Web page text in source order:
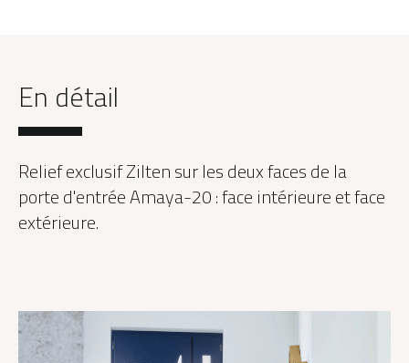
En détail
Relief exclusif Zilten sur les deux faces de la
porte d'entrée Amaya-20 : face intérieure et face
extérieure.